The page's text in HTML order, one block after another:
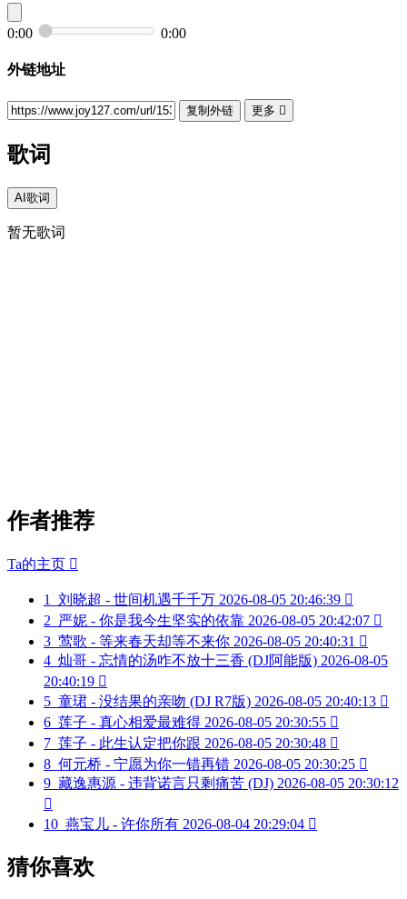
0:00 0:00
外链地址
复制外链 更多 
歌词
AI歌词
暂无歌词
作者推荐
Ta的主页 
1 刘晓超 - 世间机遇千千万 2026-08-05 20:46:39 
2 严妮 - 你是我今生坚实的依靠 2026-08-05 20:42:07 
3 莺歌 - 等来春天却等不来你 2026-08-05 20:40:31 
4 灿哥 - 忘情的汤咋不放十三香 (DJ阿能版) 2026-08-05
20:40:19 
5 童珺 - 没结果的亲吻 (DJ R7版) 2026-08-05 20:40:13 
6 莲子 - 真心相爱最难得 2026-08-05 20:30:55 
7 莲子 - 此生认定把你跟 2026-08-05 20:30:48 
8 何元桥 - 宁愿为你一错再错 2026-08-05 20:30:25 
9 藏逸惠源 - 违背诺言只剩痛苦 (DJ) 2026-08-05 20:30:12

10 燕宝儿 - 许你所有 2026-08-04 20:29:04 
猜你喜欢